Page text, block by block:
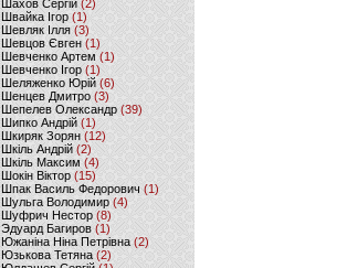
Шахов Сергій(2)
Швайка Ігор (1)
Шевляк Ілля (3)
Шевцов Євген (1)
Шевченко Артем(1)
Шевченко Ігор(1)
Шеляженко Юрій (6)
Шенцев Дмитро (3)
Шепелев Олександр (39)
Шипко Андрій(1)
Шкиряк Зорян(12)
Шкіль Андрій(2)
Шкіль Максим (4)
Шокін Віктор (15)
Шпак Василь Федорович (1)
Шульга Володимир (4)
Шуфрич Нестор(8)
Эдуард Багиров (1)
Южаніна Ніна Петрівна (2)
Юзькова Тетяна(2)